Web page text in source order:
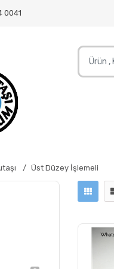
0041
Üst Düzey İşlemeli